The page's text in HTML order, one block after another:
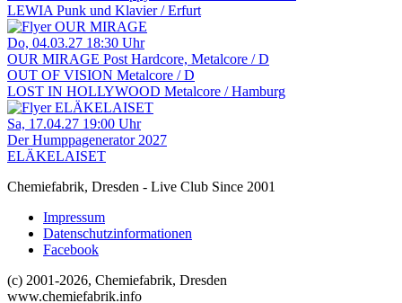
LEWIA Punk und Klavier / Erfurt
Do, 04.03.27 18:30 Uhr
OUR MIRAGE Post Hardcore, Metalcore / D
OUT OF VISION Metalcore / D
LOST IN HOLLYWOOD Metalcore / Hamburg
Sa, 17.04.27 19:00 Uhr
Der Humppagenerator 2027
ELÄKELAISET
Chemiefabrik, Dresden - Live Club Since 2001
Impressum
Datenschutzinformationen
Facebook
(c) 2001-2026, Chemiefabrik, Dresden
www.chemiefabrik.info